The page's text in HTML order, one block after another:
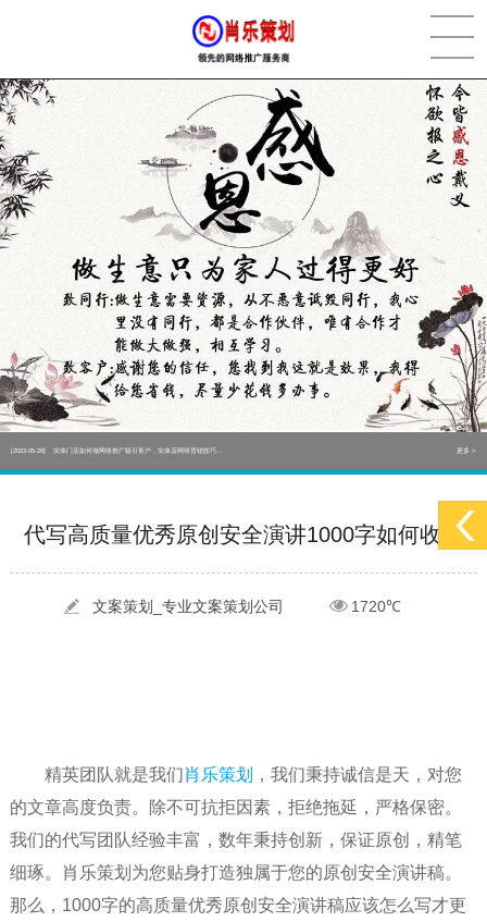
[2022-05-29] 实体门店如何做网络推广吸引客户，实体店网络营销技巧... 更多 >
[2022-03-27] 疫情当下公司企业品牌网络营销策划推广怎么做，国内知... 更多 >
实体门店如何做网络推广吸引客户，实体店网络营销技巧...
代写高质量优秀原创安全演讲1000字如何收费
文案策划_专业文案策划公司 1720℃
精英团队就是我们肖乐策划
，我们秉持诚信是天，对您
的文章高度负责。除不可抗拒因素，拒绝拖延，严格保密。
我们的代写团队经验丰富，数年秉持创新，保证原创，精笔
细琢。肖乐策划为您贴身打造独属于您的原创安全演讲稿。
那么，1000字的高质量优秀原创安全演讲稿应该怎么写才更